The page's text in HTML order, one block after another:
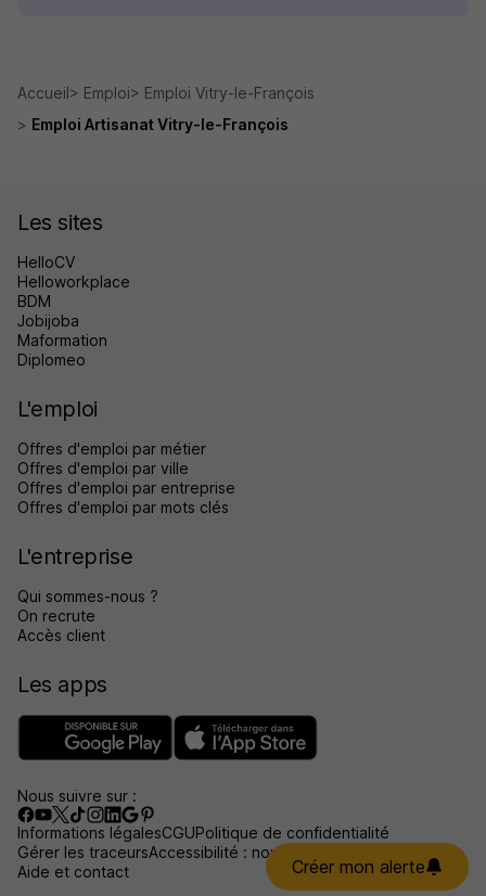
Créer mon alerte
Accueil Emploi
Emploi Vitry-le-François
Emploi Artisanat Vitry-le-François
Les sites
HelloCV
Helloworkplace
BDM
Jobijoba
Maformation
Diplomeo
L'emploi
Offres d'emploi par métier
Offres d'emploi par ville
Offres d'emploi par entreprise
Offres d'emploi par mots clés
L'entreprise
Qui sommes-nous ?
On recrute
Accès client
Les apps
Nous suivre sur :
Informations légalesCGUPolitique de confidentialité
Gérer les traceursAccessibilité : non conforme
Aide et contact